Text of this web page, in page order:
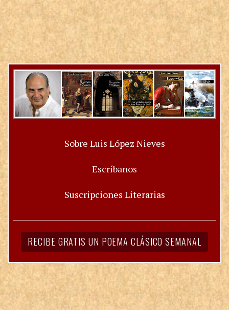
Sobre Luis López Nieves
Escríbanos
Suscripciones Literarias
RECIBE GRATIS UN POEMA CLÁSICO SEMANAL